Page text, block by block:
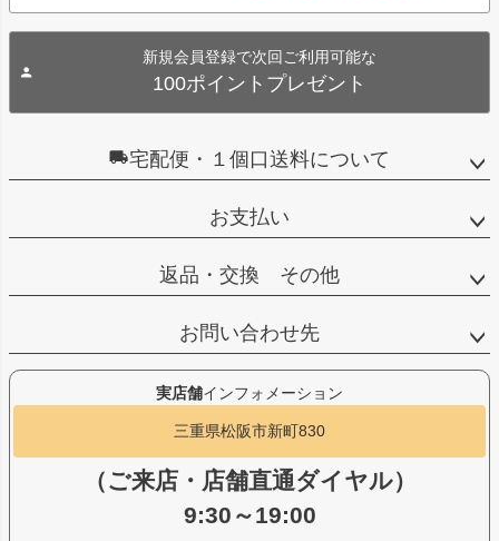
新規会員登録で次回ご利用可能な
100ポイントプレゼント
宅配便・１個口送料について
お支払い
返品・交換 その他
お問い合わせ先
実店舗インフォメーション
三重県松阪市新町830
（ご来店・店舗直通ダイヤル）
9:30～19:00